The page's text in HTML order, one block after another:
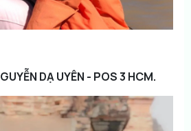
DẠ UYÊN - POS 3 HCM.